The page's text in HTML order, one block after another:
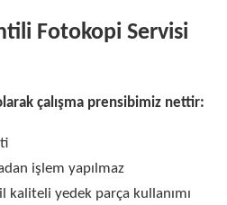
Fotokopi Servisi
çalışma prensibimiz nettir:
işlem yapılmaz
kaliteli yedek parça kullanımı